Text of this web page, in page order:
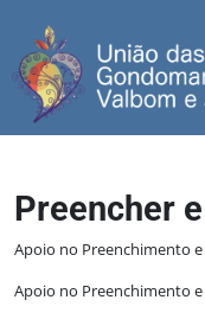
Preencher
Apoio no Preenchimento e
Apoio no Preenchimento e